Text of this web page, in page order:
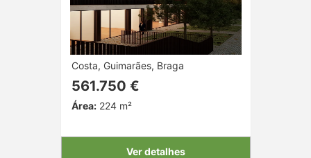
Costa, Guimarães, Braga
561.750 €
Área:224 m²
Ver detalhes